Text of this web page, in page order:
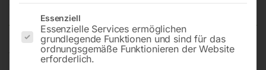
Nicht vorrätig
for KMB 16 SN
Es folgt eine Liste der Service-Gruppen, für die eine
Essenziell
Essenzielle Services ermöglichen
grundlegende Funktionen und sind für das
ordnungsgemäße Funktionieren der Website
erforderlich.